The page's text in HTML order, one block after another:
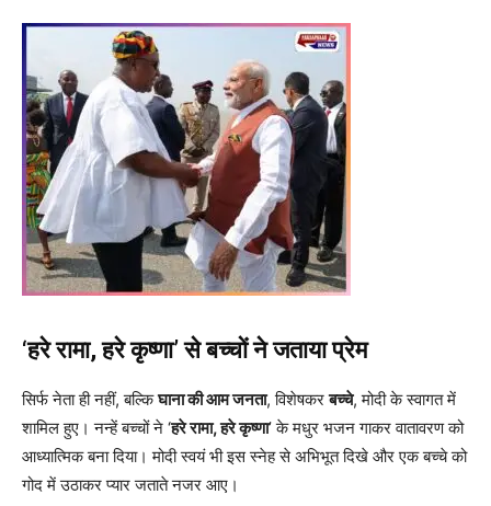
‘हरे रामा, हरे कृष्णा’ से बच्चों ने जताया प्रेम
सिर्फ नेता ही नहीं, बल्किघाना की आम जनता, विशेषकरबच्चे, मोदी के स्वागत में
शामिल हुए। नन्हें बच्चों ने ‘हरे रामा, हरे कृष्णा’ के मधुर भजन गाकर वातावरण को
आध्यात्मिक बना दिया। मोदी स्वयं भी इस स्नेह से अभिभूत दिखे और एक बच्चे को
गोद में उठाकर प्यार जताते नजर आए।